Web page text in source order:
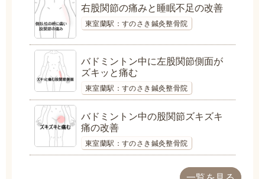
右股関節の痛みと睡眠不足の改善
東室蘭駅：すのさき鍼灸整骨院
バドミントン中に左股関節側面が
ズキッと痛む
東室蘭駅：すのさき鍼灸整骨院
バドミントン中の股関節ズキズキ
痛の改善
東室蘭駅：すのさき鍼灸整骨院